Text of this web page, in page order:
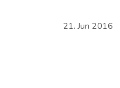
21. Jun 2016